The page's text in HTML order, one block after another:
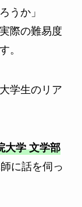
うか」
際の難易度
。
学生のリア
大学 文学部
に話を伺っ